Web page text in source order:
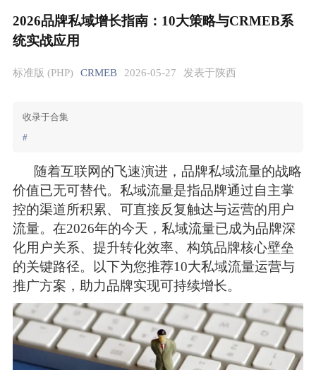
2026品牌私域增长指南：10大策略与CRMEB系
统实战应用
标准版 (PHP) CRMEB 2026-05-27 发表于陕西
收录于合集
#
随着互联网的飞速演进，品牌私域流量的战略
价值已无可替代。私域流量是指品牌通过自主掌
控的渠道所积累、可直接反复触达与运营的用户
流量。在2026年的今天，私域流量已成为品牌深
化用户关系、提升转化效率、构筑品牌核心壁垒
的关键路径。以下为您推荐10大私域流量运营与
推广方案，助力品牌实现可持续增长。